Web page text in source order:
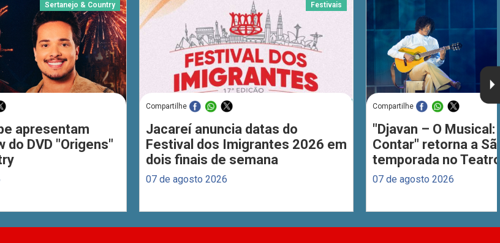
Sertanejo & Country
apresentam
do DVD "Origens"
Festivais
Compartilhe
Jacareí anuncia datas do
Festival dos Imigrantes 2026 em
dois finais de semana
07 de agosto 2026
Compartilhe
"Djavan – O Musical:
Contar" retorna a
temporada no
07 de agosto 2026